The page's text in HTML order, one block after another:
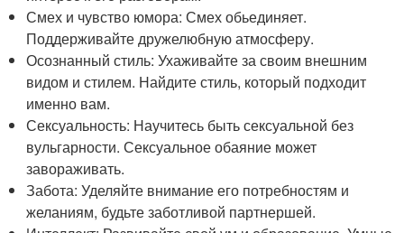
Смех и чувство юмора: Смех обьединяет.
Поддерживайте дружелюбную атмосферу.
Осознанный стиль: Ухаживайте за своим внешним
видом и стилем. Найдите стиль, который подходит
именно вам.
Сексуальность: Научитесь быть сексуальной без
вульгарности. Сексуальное обаяние может
завораживать.
Забота: Уделяйте внимание его потребностям и
желаниям, будьте заботливой партнершей.